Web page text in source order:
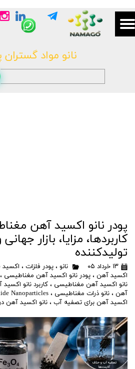
نانو مواد
پودر نانو اکسید آهن
کاربردها، مزایا، بازار
تولیدکننده
۱۳ خرداد ۰۵ نانو ، پودر فلزات ، اکسید
اکسید آهن ، پودر نانو اکسید آهن مغناطیسی ،
نانو اکسید آهن مغناطیسی ، کاربرد نانو
آهن ، نانو ذرات مغناطیسی ، Nanoparticles
اکسید آهن برای تصفیه آب ، نانو اکسید آهن